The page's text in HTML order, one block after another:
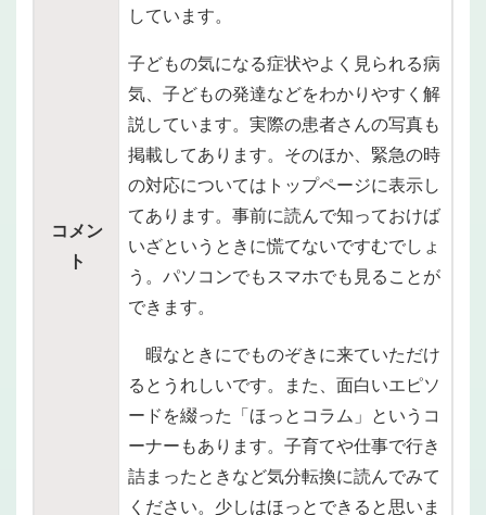
コメン
ト
しています。
子どもの気になる症状やよく見られる病
気、子どもの発達などをわかりやすく解
説しています。実際の患者さんの写真も
掲載してあります。そのほか、緊急の時
の対応についてはトップページに表示し
てあります。事前に読んで知っておけば
いざというときに慌てないですむでしょ
う。パソコンでもスマホでも見ることが
できます。
暇なときにでものぞきに来ていただけ
るとうれしいです。また、面白いエピソ
ードを綴った「ほっとコラム」というコ
ーナーもあります。子育てや仕事で行き
詰まったときなど気分転換に読んでみて
ください。少しはほっとできると思いま